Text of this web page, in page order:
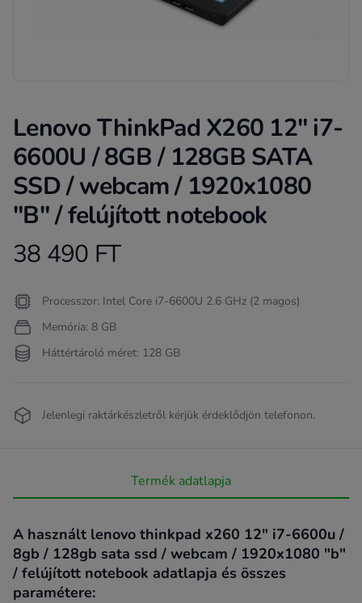
Lenovo ThinkPad X260 12" i7-
6600U / 8GB / 128GB SATA
SSD / webcam / 1920x1080
"B" / felújított notebook
Product information
38 490 FT
Termékleírás
Processzor: Intel Core i7-6600U 2.6 GHz (2 magos)
Memória: 8 GB
Háttértároló méret: 128 GB
Jelenlegi raktárkészletről kérjük érdeklődjön telefonon.
Termék adatlapja
A használt lenovo thinkpad x260 12" i7-6600u /
8gb / 128gb sata ssd / webcam / 1920x1080 "b"
/ felújított notebook adatlapja és összes
paramétere: